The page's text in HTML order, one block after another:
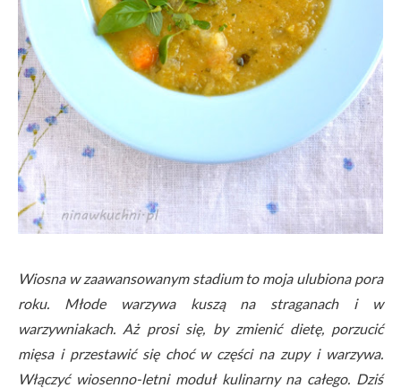
Wiosna w zaawansowanym stadium to moja ulubiona pora
roku. Młode warzywa kuszą na straganach i w
warzywniakach. Aż prosi się, by zmienić dietę, porzucić
mięsa i przestawić się choć w części na zupy i warzywa.
Włączyć wiosenno-letni moduł kulinarny na całego. Dziś